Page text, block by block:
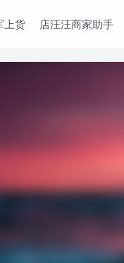
上货 店汪汪商家助手